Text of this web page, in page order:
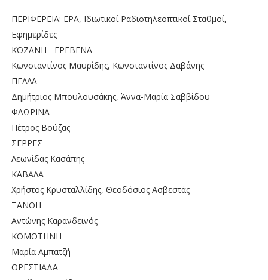
ΠΕΡΙΦΕΡΕΙΑ: ΕΡΑ, Ιδιωτικοί Ραδιοτηλεοπτικοί Σταθμοί,
Εφημερίδες
ΚΟΖΑΝΗ - ΓΡΕΒΕΝΑ
Κωνσταντίνος Μαυρίδης, Κωνσταντίνος Δαβάνης
ΠΕΛΛΑ
Δημήτριος Μπουλουσάκης, Άννα-Μαρία Σαββίδου
ΦΛΩΡΙΝΑ
Πέτρος Βούζας
ΣΕΡΡΕΣ
Λεωνίδας Κασάπης
ΚΑΒΑΛΑ
Χρήστος Κρυσταλλίδης, Θεοδόσιος Ασβεστάς
ΞΑΝΘΗ
Αντώνης Καρανδεινός
ΚΟΜΟΤΗΝΗ
Μαρία Αμπατζή
ΟΡΕΣΤΙΑΔΑ